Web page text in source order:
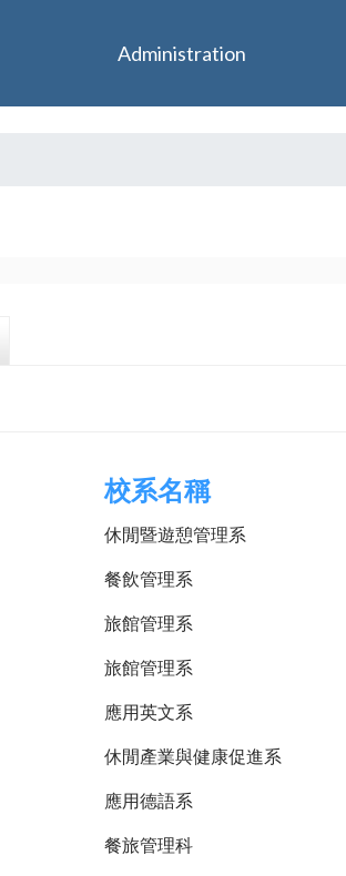
校系名稱
休閒暨遊憩管理系
餐飲管理系
旅館管理系
旅館管理系
應用英文系
休閒產業與健康促進系
應用德語系
餐旅管理科
Administration